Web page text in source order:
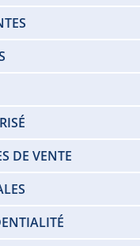
DE VENTE